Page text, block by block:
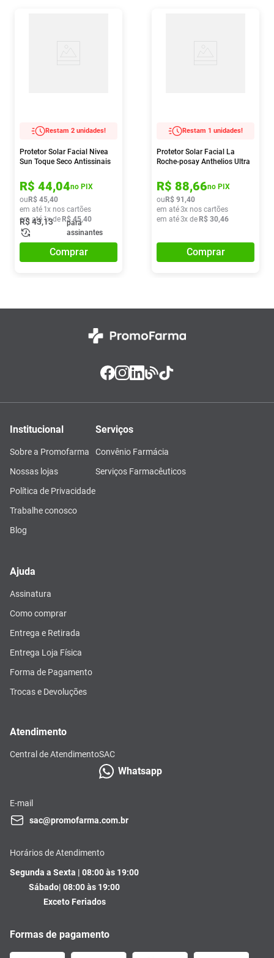
Restam 2 unidades!
Protetor Solar Facial Nivea
Sun Toque Seco Antissinais
R$ 44,04no PIX
ou R$ 45,40
em até 1x nos cartões
em até 1x de R$ 45,40
R$43,13
para
assinantes
Comprar
Restam 1 unidades!
Protetor Solar Facial La
Roche-posay Anthelios Ultra
R$ 88,66no PIX
ou R$ 91 ,40
em até3x nos cartões
em até3x de R$ 30,46
Comprar
Institucional
Sobre a Promofarma
Nossas lojas
Política de Privacidade
Trabalhe conosco
Blog
Serviços
Convênio Farmácia
Serviços Farmacêuticos
Ajuda
Assinatura
Como comprar
Entrega e Retirada
Entrega Loja Física
Forma de Pagamento
Trocas e Devoluções
Atendimento
Central de AtendimentoSAC
Whatsapp
E-mail
sac@promofarma.com.br
Horários de Atendimento
Segunda a Sexta | 08:00 às 19:00
Sábado| 08:00 às 19:00
Exceto Feriados
Formas de pagamento